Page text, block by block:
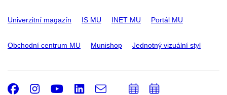
Univerzitní magazín IS MU INET MU Portál MU
Obchodní centrum MU Munishop Jednotný vizuální styl
Facebook
Instagram
Youtube
LinkedIn
e-
PřidatPřidat